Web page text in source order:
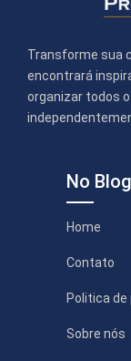
Transforme sua
encontrará
organizar todos
No Blog
Home
Contato
Politica de
Sobre nós